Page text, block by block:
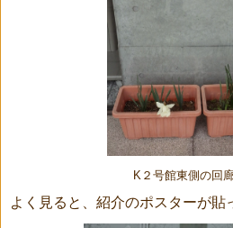
K２号館東側の回
よく見ると、紹介のポスターが貼